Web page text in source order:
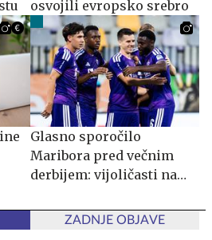
osvojili evropsko srebro
Glasno sporočilo
Maribora pred večnim
derbijem: vijoličasti na
ZADNJE OBJAVE